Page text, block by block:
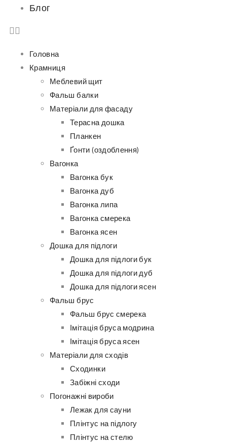
Блог
Головна
Крамниця
Меблевий щит
Фальш балки
Матеріали для фасаду
Терасна дошка
Планкен
Ґонти (оздоблення)
Вагонка
Вагонка бук
Вагонка дуб
Вагонка липа
Вагонка смерека
Вагонка ясен
Дошка для підлоги
Дошка для підлоги бук
Дошка для підлоги дуб
Дошка для підлоги ясен
Фальш брус
Фальш брус смерека
Імітація бруса модрина
Імітація бруса ясен
Матеріали для сходів
Сходинки
Забіжні сходи
Погонажні вироби
Лежак для сауни
Плінтус на підлогу
Плінтус на стелю